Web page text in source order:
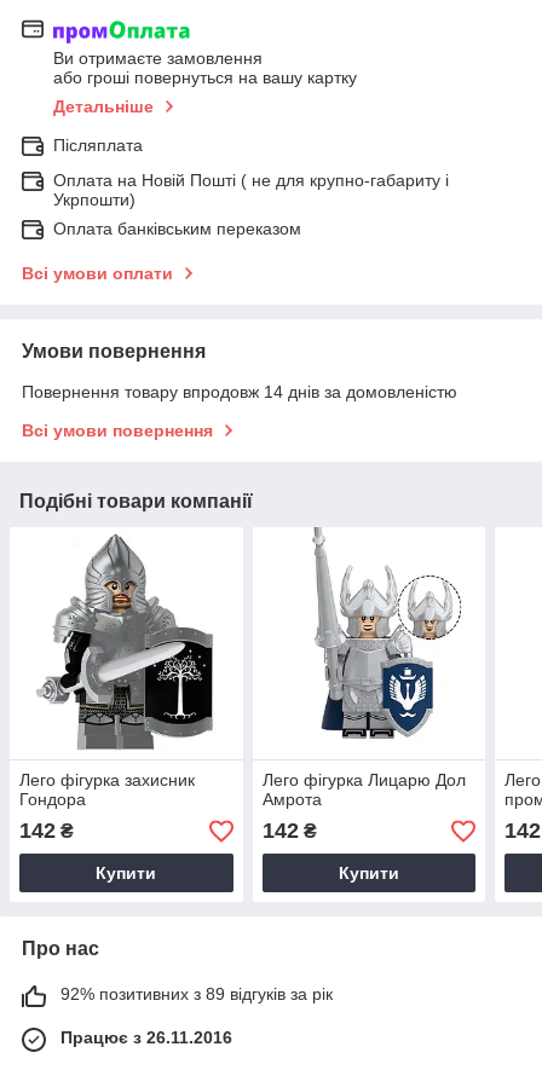
Ви отримаєте замовлення
або гроші повернуться на вашу картку
Детальніше
Післяплата
Оплата на Новій Пошті ( не для крупно-габариту і
Укрпошти)
Оплата банківським переказом
Всі умови оплати
Умови повернення
Повернення товару впродовж 14 днів за домовленістю
Всі умови повернення
Подібні товари компанії
Лего фігурка захисник
Гондора
142 ₴
Купити
Лего фігурка Лицарю Дол
Амрота
142₴
Купити
142
Про нас
92% позитивних з 89 відгуків за рік
Працює з 26.11.2016